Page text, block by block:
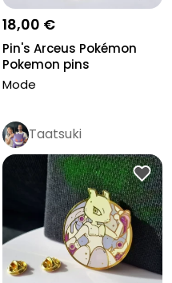
18,00 €
Pin's Arceus Pokémon
Pokemon pins
Mode
Taatsuki